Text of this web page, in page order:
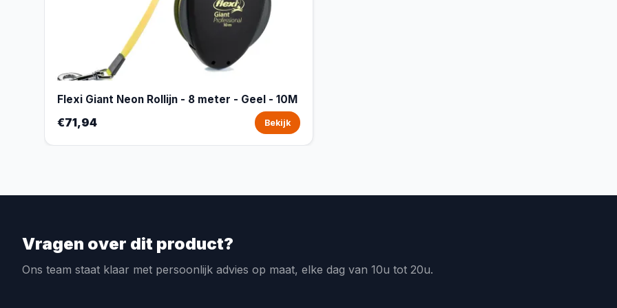
Flexi Giant Neon Rollijn - 8 meter - Geel - 10M
€71,94 Bekijk
Vragen over dit product?
Ons team staat klaar met persoonlijk advies op maat, elke dag van 10u tot 20u.